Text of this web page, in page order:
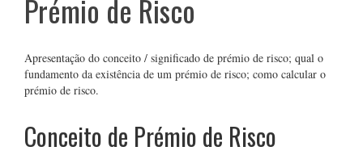
Prémio de Risco
Apresentação do conceito / significado de prémio de risco; qual o
fundamento da existência de um prémio de risco; como calcular o
prémio de risco.
Conceito de Prémio de Risco